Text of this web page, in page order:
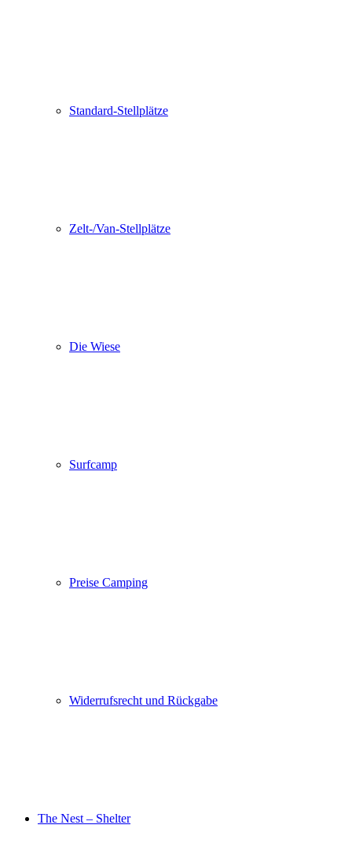
Standard-Stellplätze
Zelt-/Van-Stellplätze
Die Wiese
Surfcamp
Preise Camping
Widerrufsrecht und Rückgabe
The Nest – Shelter